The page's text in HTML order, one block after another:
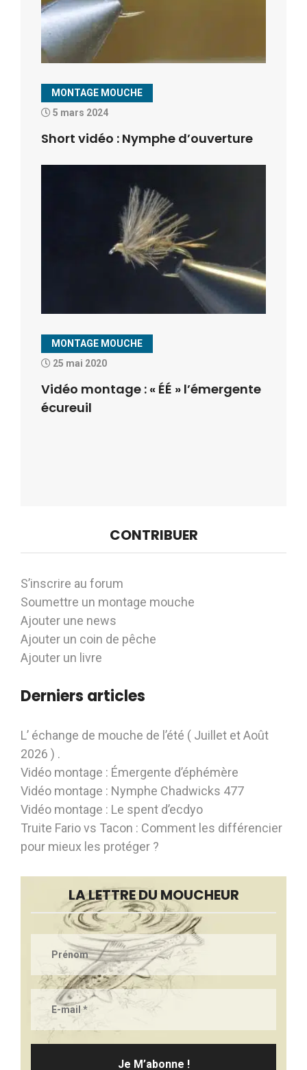
MONTAGE MOUCHE
5 mars 2024
Short vidéo : Nymphe d’ouverture
MONTAGE MOUCHE
25 mai 2020
Vidéo montage : « ÉÉ » l’émergente
écureuil
CONTRIBUER
S’inscrire au forum
Soumettre un montage mouche
Ajouter une news
Ajouter un coin de pêche
Ajouter un livre
Derniers articles
L’ échange de mouche de l’été ( Juillet et Août
2026 ) .
Vidéo montage : Émergente d’éphémère
Vidéo montage : Nymphe Chadwicks 477
Vidéo montage : Le spent d’ecdyo
Truite Fario vs Tacon : Comment les différencier
pour mieux les protéger ?
LA LETTRE DU MOUCHEUR